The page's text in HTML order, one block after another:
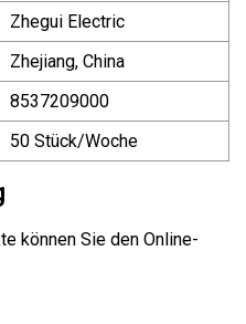
Zhegui Electric
Zhejiang, China
8537209000
50 Stück/Woche
können Sie den Online-